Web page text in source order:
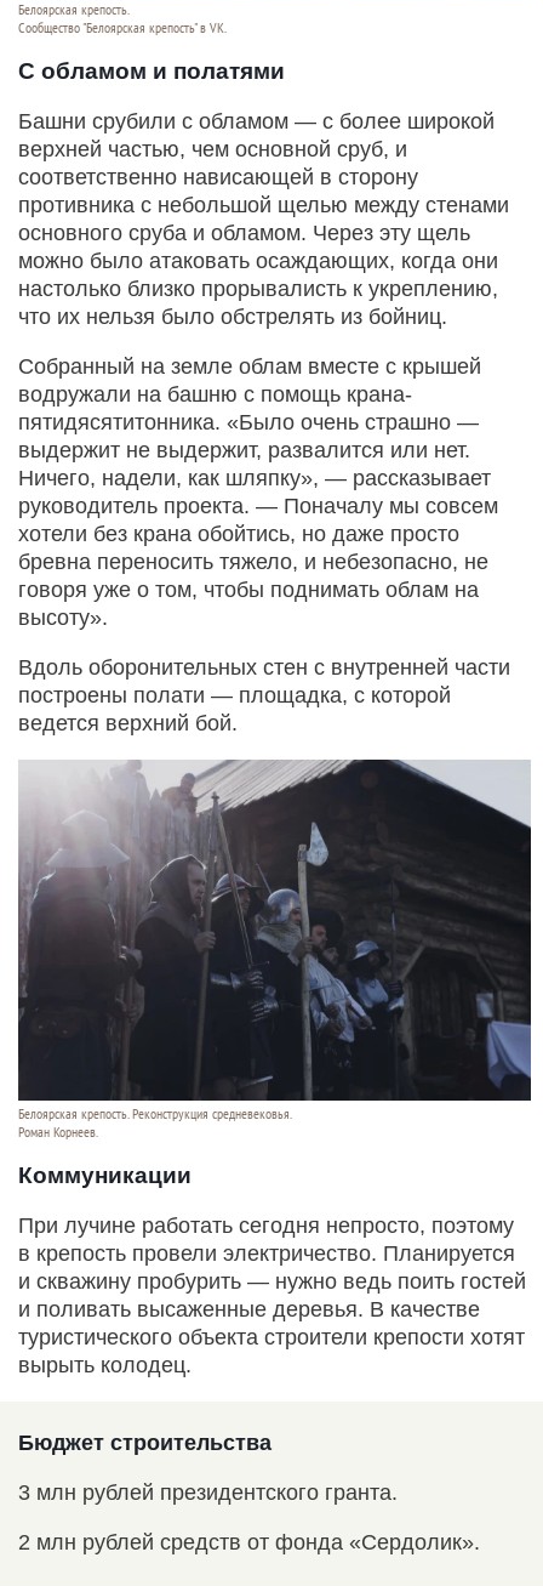
Белоярская крепость.
Сообщество "Белоярская крепость" в VK.
С обламом и полатями
Башни срубили с обламом — с более широкой
верхней частью, чем основной сруб, и
соответственно нависающей в сторону
противника с небольшой щелью между стенами
основного сруба и обламом. Через эту щель
можно было атаковать осаждающих, когда они
настолько близко прорывалисть к укреплению,
что их нельзя было обстрелять из бойниц.
Собранный на земле облам вместе с крышей
водружали на башню с помощь крана-
пятидясятитонника. «Было очень страшно —
выдержит не выдержит, развалится или нет.
Ничего, надели, как шляпку», — рассказывает
руководитель проекта. — Поначалу мы совсем
хотели без крана обойтись, но даже просто
бревна переносить тяжело, и небезопасно, не
говоря уже о том, чтобы поднимать облам на
высоту».
Вдоль оборонительных стен с внутренней части
построены полати — площадка, с которой
ведется верхний бой.
Белоярская крепость. Реконструкция средневековья.
Роман Корнеев.
Коммуникации
При лучине работать сегодня непросто, поэтому
в крепость провели электричество. Планируется
и скважину пробурить — нужно ведь поить гостей
и поливать высаженные деревья. В качестве
туристического объекта строители крепости хотят
вырыть колодец.
Бюджет строительства
3 млн рублей президентского гранта.
2 млн рублей средств от фонда «Сердолик».